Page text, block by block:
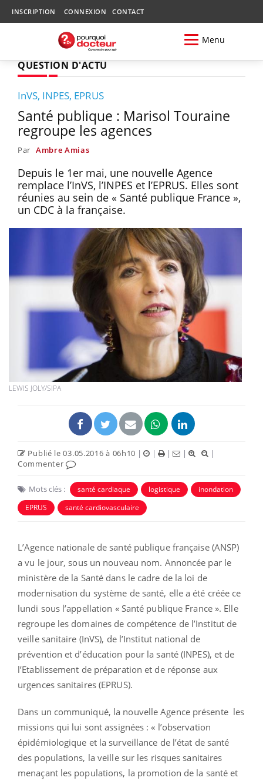
INSCRIPTION CONNEXION CONTACT
Menu
QUESTION D'ACTU
InVS, INPES, EPRUS
Santé publique : Marisol Touraine
regroupe les agences
Par Ambre Amias
Depuis le 1er mai, une nouvelle Agence
remplace l’InVS, l’INPES et l’EPRUS. Elles sont
réunies au sein de « Santé publique France »,
un CDC à la française.
LEWIS JOLY/SIPA
Publié le 03.05.2016 à 06h10 | | | |
|
Commenter
Mots clés : santé cardiaque logistique
inondation
EPRUS
santé cardiovasculaire
L’Agence nationale de santé publique française (ANSP)
a vu le jour, sous un nouveau nom. Annoncée par le
ministère de la Santé dans le cadre de la loi de
modernisation du système de santé, elle a été créée ce
lundi sous l’appellation « Santé publique France ». Elle
regroupe les domaines de compétence de l’Institut de
veille sanitaire (InVS), de l’Institut national de
prévention et d’éducation pour la santé (INPES), et de
l’Etablissement de préparation et de réponse aux
urgences sanitaires (EPRUS).
Dans un communiqué, la nouvelle Agence présente les
missions qui lui sont assignées : « l’observation
épidémiologique et la surveillance de l’état de santé
des populations, la veille sur les risques sanitaires
menaçant les populations, la promotion de la santé et